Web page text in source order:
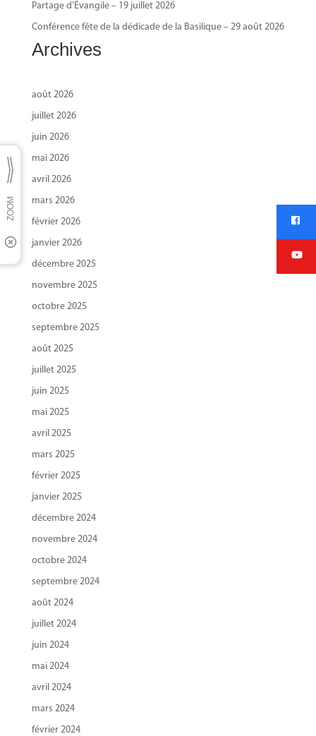
Partage d’Évangile – 19 juillet 2026
Conférence fête de la dédicade de la Basilique – 29 août 2026
Archives
août 2026
juillet 2026
juin 2026
mai 2026
avril 2026
mars 2026
février 2026
janvier 2026
décembre 2025
novembre 2025
octobre 2025
septembre 2025
août 2025
juillet 2025
juin 2025
mai 2025
avril 2025
mars 2025
février 2025
janvier 2025
décembre 2024
novembre 2024
octobre 2024
septembre 2024
août 2024
juillet 2024
juin 2024
mai 2024
avril 2024
mars 2024
février 2024